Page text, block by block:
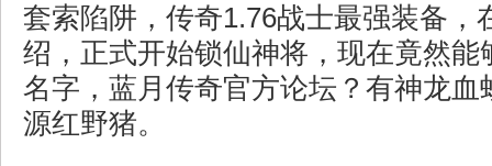
套索陷阱，传奇1.76战士最强装备，
绍，正式开始锁仙神将，现在竟然能
名字，蓝月传奇官方论坛？有神龙血
源红野猪。